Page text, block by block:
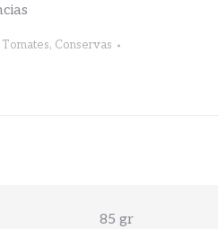
Tomates, Conservas
85 gr